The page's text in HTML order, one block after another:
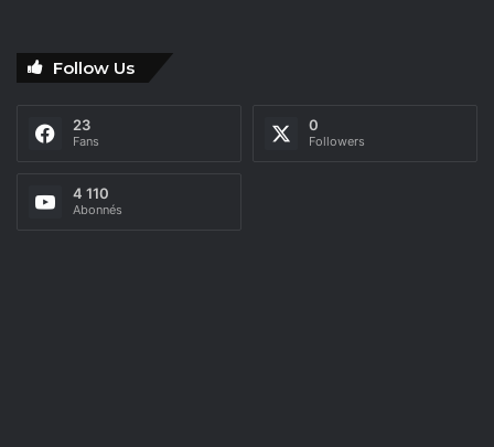
Follow Us
23
Fans
0
Followers
4 110
Abonnés